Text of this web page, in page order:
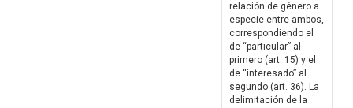
relación de género a
especie entre ambos,
correspondiendo el
de “particular” al
primero (art. 15) y el
de “interesado” al
segundo (art. 36). La
delimitación de la